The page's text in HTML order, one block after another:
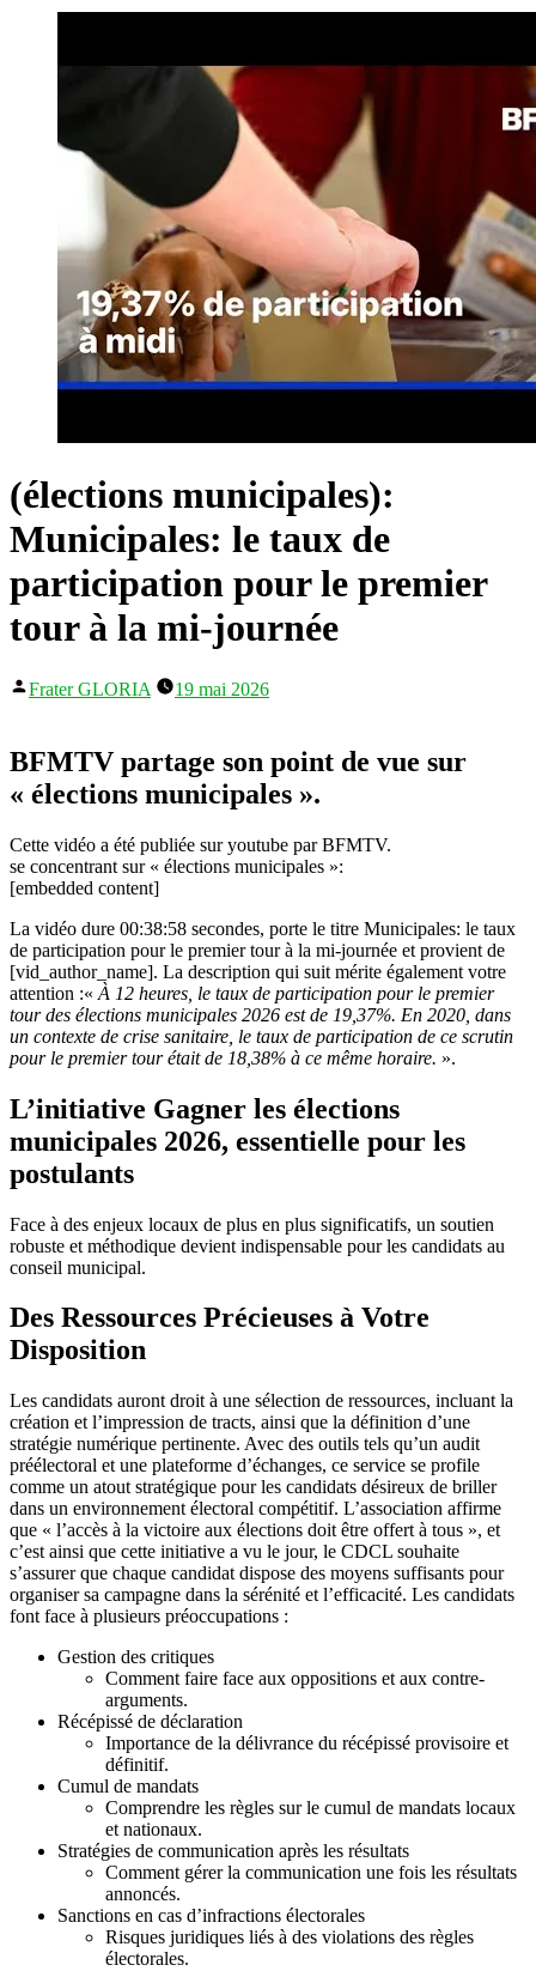
(élections municipales):
Municipales: le taux de
participation pour le premier
tour à la mi-journée
Publié
Frater GLORIA 19 mai 2026
BFMTV partage son point de vue sur
« élections municipales ».
Cette vidéo a été publiée sur youtube par BFMTV.
se concentrant sur « élections municipales »:
[embedded content]
La vidéo dure 00:38:58 secondes, porte le titre Municipales: le taux
de participation pour le premier tour à la mi-journée et provient de
[vid_author_name]. La description qui suit mérite également votre
attention :« À 12 heures, le taux de participation pour le premier
tour des élections municipales 2026 est de 19,37%. En 2020, dans
un contexte de crise sanitaire, le taux de participation de ce scrutin
pour le premier tour était de 18,38% à ce même horaire. ».
L’initiative Gagner les élections
municipales 2026, essentielle pour les
postulants
Face à des enjeux locaux de plus en plus significatifs, un soutien
robuste et méthodique devient indispensable pour les candidats au
conseil municipal.
Des Ressources Précieuses à Votre
Disposition
Les candidats auront droit à une sélection de ressources, incluant la
création et l’impression de tracts, ainsi que la définition d’une
stratégie numérique pertinente. Avec des outils tels qu’un audit
préélectoral et une plateforme d’échanges, ce service se profile
comme un atout stratégique pour les candidats désireux de briller
dans un environnement électoral compétitif. L’association affirme
que « l’accès à la victoire aux élections doit être offert à tous », et
c’est ainsi que cette initiative a vu le jour, le CDCL souhaite
s’assurer que chaque candidat dispose des moyens suffisants pour
organiser sa campagne dans la sérénité et l’efficacité. Les candidats
font face à plusieurs préoccupations :
Gestion des critiques
Comment faire face aux oppositions et aux contre-
arguments.
Récépissé de déclaration
Importance de la délivrance du récépissé provisoire et
définitif.
Cumul de mandats
Comprendre les règles sur le cumul de mandats locaux
et nationaux.
Stratégies de communication après les résultats
Comment gérer la communication une fois les résultats
annoncés.
Sanctions en cas d’infractions électorales
Risques juridiques liés à des violations des règles
électorales.